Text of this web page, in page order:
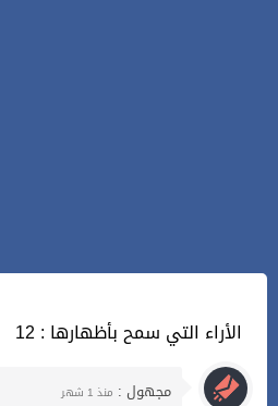
12 : الأراء التي سمح بأظهارها
مجهول : منذ 1 شهر